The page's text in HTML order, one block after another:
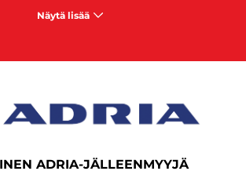
Näytä lisää
ADRIA-JÄLLEENMYYJÄ